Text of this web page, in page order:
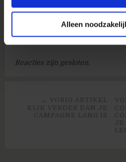
Alleen
Reacties zijn gesloten.
JE
← VORIG ARTIKEL
KIJK VERDER DAN JE
CAMPAGNE LANG IS